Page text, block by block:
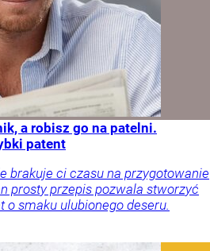
a robisz go na patelni.
patent
brakuje ci czasu na przygotowanie
prosty przepis pozwala stworzyć
smaku ulubionego deseru.